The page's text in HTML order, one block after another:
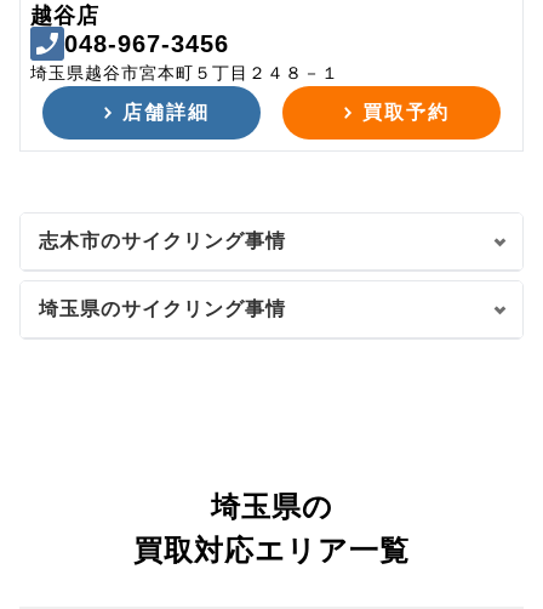
越谷店
048-967-3456
埼玉県越谷市宮本町５丁目２４８－１
店舗詳細 買取予約
志木市のサイクリング事情
埼玉県のサイクリング事情
埼玉県の
買取対応エリア一覧